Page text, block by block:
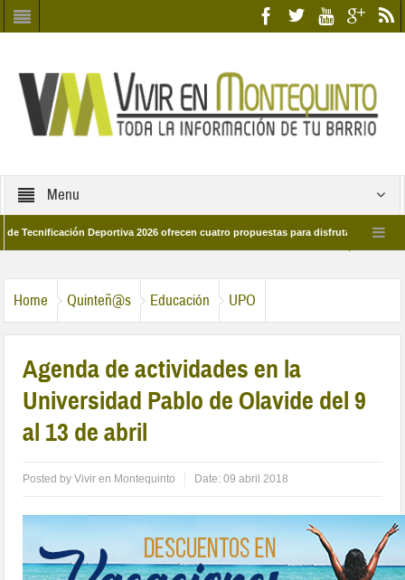
Menu
Deportiva 2026 ofrecen cuatro propuestas para disfrutar del deporte este
Home Quinteñ@s Educación UPO
Agenda de actividades en la
Universidad Pablo de Olavide del 9
al 13 de abril
Posted byVivir en Montequinto Date:09 abril 2018